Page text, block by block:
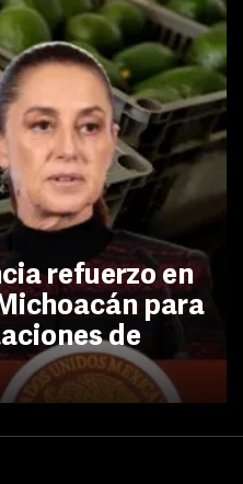
refuerzo en
para
de